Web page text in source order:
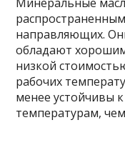
направляющих.
обладают
низкой
рабочих
менее устойчивы
температурам,